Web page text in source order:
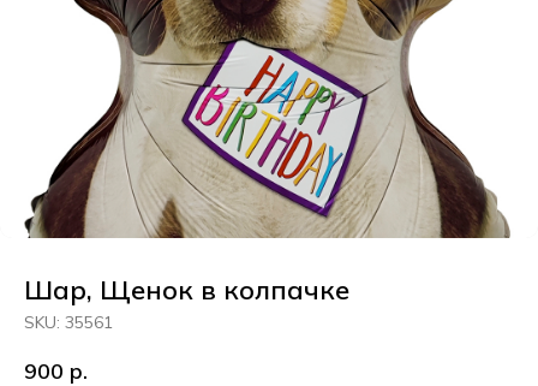
Шар, Щенок в колпачке
SKU: 35561
900 р.